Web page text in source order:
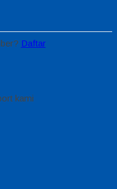
Daftar
kami